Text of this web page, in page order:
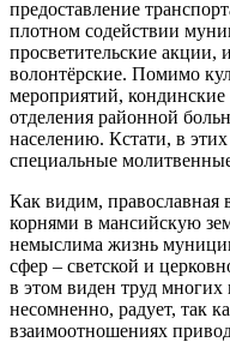
предоставление
плотном содействии
просветительские
волонтёрские. Помимо
мероприятий,
отделения районной
населению. Кстати, в
специальные
Как видим, православная
корнями в мансийскую
немыслима жизнь
сфер – светской и
в этом виден труд
несомненно, радует, так
взаимоотношениях